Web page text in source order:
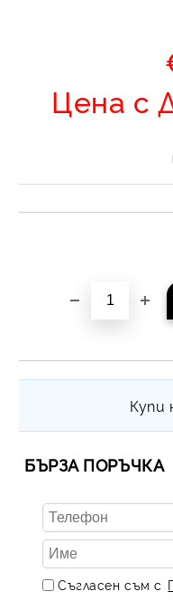
Цена с
Купи
БЪРЗА ПОРЪЧКА
Съгласен съм с